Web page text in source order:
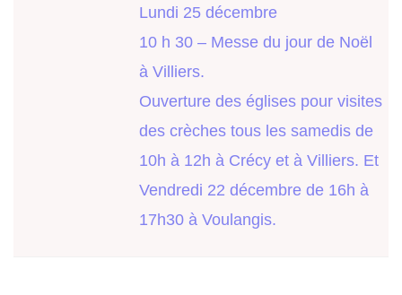
Lundi 25 décembre
10 h 30 – Messe du jour de Noël
à Villiers.
Ouverture des églises pour visites
des crèches tous les samedis de
10h à 12h à Crécy et à Villiers. Et
Vendredi 22 décembre de 16h à
17h30 à Voulangis.